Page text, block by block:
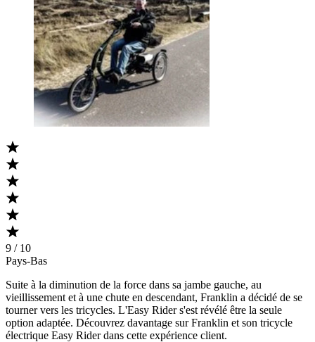
9 / 10
Pays-Bas
Suite à la diminution de la force dans sa jambe gauche, au
vieillissement et à une chute en descendant, Franklin a décidé de se
tourner vers les tricycles. L'Easy Rider s'est révélé être la seule
option adaptée. Découvrez davantage sur Franklin et son tricycle
électrique Easy Rider dans cette expérience client.